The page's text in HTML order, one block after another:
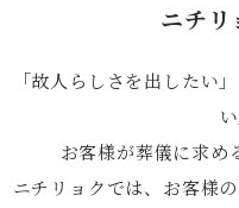
ニチリ
「故人らしさを出したい
お客様が葬儀に求め
ニチリョクでは、お客様